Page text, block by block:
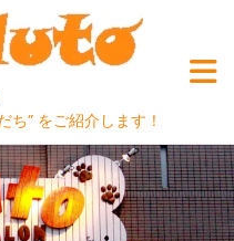
ち” をご紹介します！